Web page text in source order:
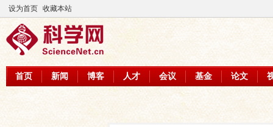
设为首页 收藏本站
首页 新闻 博客 人才 会议 基金 论文